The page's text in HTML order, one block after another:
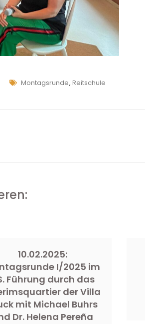
Tags
Montagsrunde, Reitschule
10.02.2025:
I/2025 im
Führung durch das
der Villa
mit Michael Buhrs
Dr. Helena Pereña